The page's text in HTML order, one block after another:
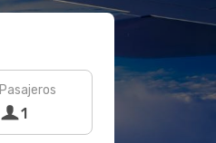
Pasajeros
1